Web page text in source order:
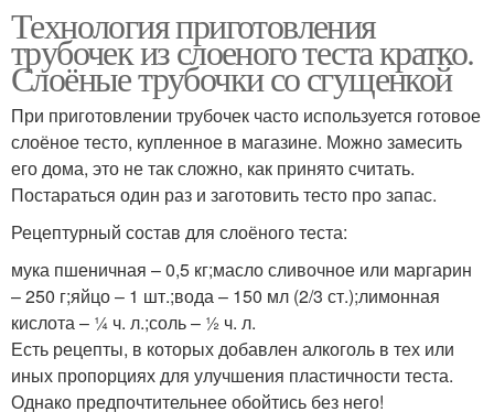
Технология приготовления
трубочек из слоеного теста кратко.
Слоёные трубочки со сгущенкой
При приготовлении трубочек часто используется готовое
слоёное тесто, купленное в магазине. Можно замесить
его дома, это не так сложно, как принято считать.
Постараться один раз и заготовить тесто про запас.
Рецептурный состав для слоёного теста:
мука пшеничная – 0,5 кг;масло сливочное или маргарин
– 250 г;яйцо – 1 шт.;вода – 150 мл (2/3 ст.);лимонная
кислота – ¼ ч. л.;соль – ½ ч. л.
Есть рецепты, в которых добавлен алкоголь в тех или
иных пропорциях для улучшения пластичности теста.
Однако предпочтительнее обойтись без него!